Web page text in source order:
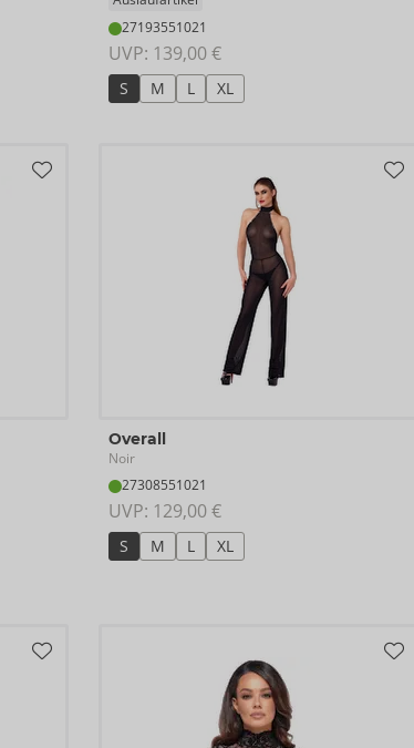
27193551021
UVP: 139,00 €
S M L XL
Overall
Noir
27308551021
UVP: 129,00 €
S M L XL